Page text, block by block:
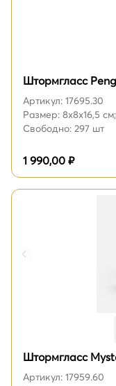
Штормгласс
Артикул: 17695.30
Размер: 8х8х16,5
Свободно: 297 шт
1 990,00 ₽
Штормгласс
Артикул: 17959.60